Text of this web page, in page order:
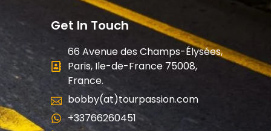
Get In Touch
66 Avenue des Champs-Élysées,
Paris, Ile-de-France 75008,
France.
bobby(at)tourpassion.com
+33766260451